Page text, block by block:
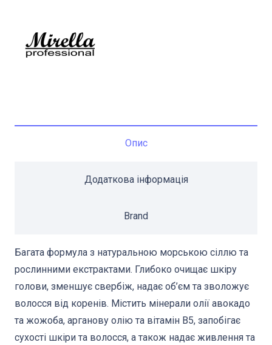
сіллю
Опис
Додаткова інформація
Brand
Багата формула з натуральною морською сіллю та
рослинними екстрактами. Глибоко очищає шкіру
голови, зменшує свербіж, надає об’єм та зволожує
волосся від коренів. Містить мінерали олії авокадо
та жожоба, арганову олію та вітамін B5, запобігає
сухості шкіри та волосся, а також надає живлення та